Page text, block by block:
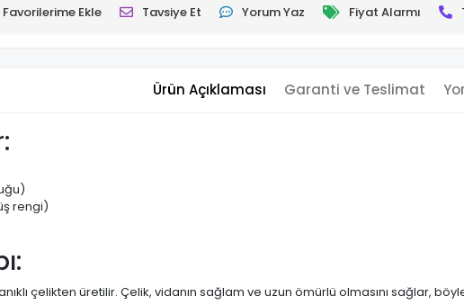
Favorilerime Ekle Tavsiye Et Yorum Yaz Fiyat Alarmı
Ürün Açıklaması Garanti ve Teslimat
rengi)
çelikten üretilir. Çelik, vidanın sağlam ve uzun ömürlü olmasını sağlar,